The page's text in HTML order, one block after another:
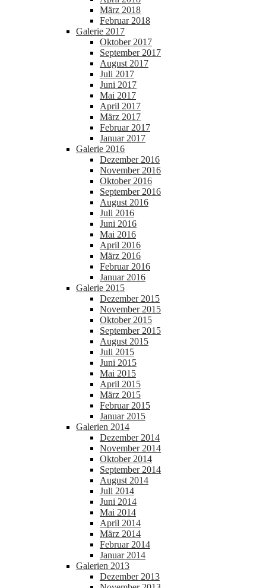
März 2018
Februar 2018
Galerie 2017
Oktober 2017
September 2017
August 2017
Juli 2017
Juni 2017
Mai 2017
April 2017
März 2017
Februar 2017
Januar 2017
Galerie 2016
Dezember 2016
November 2016
Oktober 2016
September 2016
August 2016
Juli 2016
Juni 2016
Mai 2016
April 2016
März 2016
Februar 2016
Januar 2016
Galerie 2015
Dezember 2015
November 2015
Oktober 2015
September 2015
August 2015
Juli 2015
Juni 2015
Mai 2015
April 2015
März 2015
Februar 2015
Januar 2015
Galerien 2014
Dezember 2014
November 2014
Oktober 2014
September 2014
August 2014
Juli 2014
Juni 2014
Mai 2014
April 2014
März 2014
Februar 2014
Januar 2014
Galerien 2013
Dezember 2013